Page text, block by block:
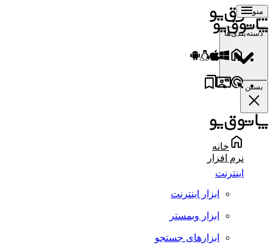
منو
دسته‌بندی‌ها
بستن
خانه
نرم افزار
اینترنت
ابزار اینترنت
ابزار وبمستر
ابزارهای جستجو